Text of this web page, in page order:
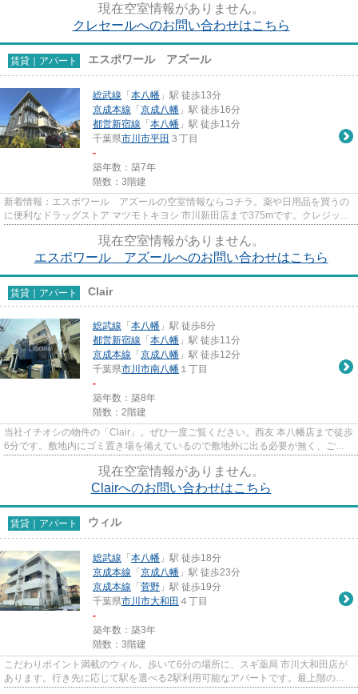
現在空室情報がありません。
クレセールへのお問い合わせはこちら
賃貸｜アパート エスポワール アズール
総武線 「 本八幡 」駅 徒歩13分
京成本線 「 京成八幡 」駅 徒歩16分
都営新宿線 「 本八幡 」駅 徒歩11分
千葉県市川市平田 ３丁目
-
築年数：築7年
階数：3階建
新着情報：エスポワール アズールの空室情報ならコチラ。薬や日用品を買うの
に便利なドラッグストア マツモトキヨシ 市川新田店まで375mです。クレジット
現在空室情報がありません。
エスポワール アズールへのお問い合わせはこちら
賃貸｜アパート Clair
総武線 「 本八幡 」駅 徒歩8分
都営新宿線 「 本八幡 」駅 徒歩11分
京成本線 「 京成八幡 」駅 徒歩12分
千葉県市川市南八幡 １丁目
-
築年数：築8年
階数：2階建
当社イチオシの物件の「Clair」。ぜひ一度ご覧ください。西友 本八幡店まで徒歩
6分です。敷地内にゴミ置き場を備えているので敷地外に出る必要が無く、ごみ
現在空室情報がありません。
Clairへのお問い合わせはこちら
賃貸｜アパート ウィル
総武線 「 本八幡 」駅 徒歩18分
京成本線 「 京成八幡 」駅 徒歩23分
京成本線 「 菅野 」駅 徒歩19分
千葉県市川市大和田 ４丁目
-
築年数：築3年
階数：3階建
こだわりポイント満載のウィル。歩いて6分の場所に、スギ薬局 市川大和田店が
あります。行き先に応じて駅を選べる2駅利用可能なアパートです。最上階の物